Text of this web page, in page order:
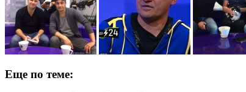
Еще по теме: